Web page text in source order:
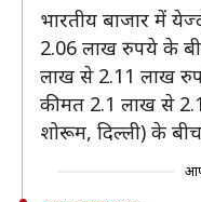
भारतीय बाजार में
2.06 लाख रुपये के
लाख से 2.11 लाख
कीमत 2.1 लाख से
शोरूम, दिल्ली) के